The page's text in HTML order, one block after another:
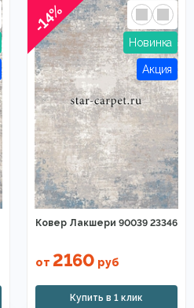
-14%
Ковер Лакшери 90039 23346
от 2160 руб